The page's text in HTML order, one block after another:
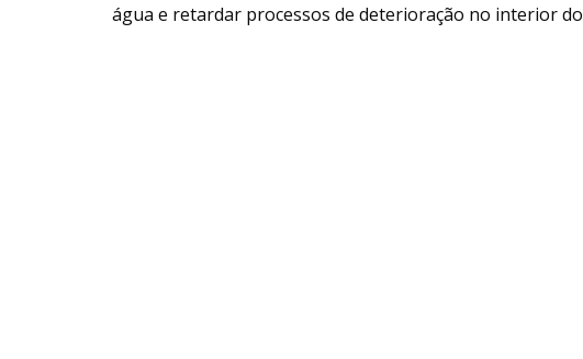
água e retardar processos de deterioração no interior do